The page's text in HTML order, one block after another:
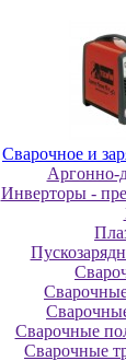
Cвapoчнoe и
Аргонно-
Инверторы -
Сварочные
Сварочные